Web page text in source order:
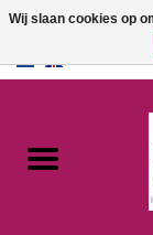
Catalogus
Wij slaan cookies op